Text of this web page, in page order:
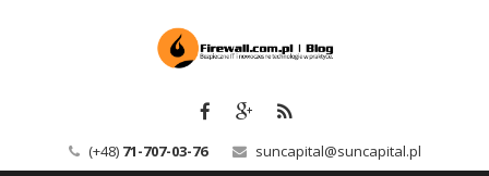
(+48) 71-707-03-76 suncapital@suncapital.pl